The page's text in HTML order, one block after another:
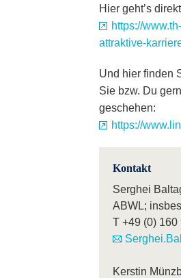
Hier geht’s
https://
attraktive-
Und hier finden
Sie bzw. Du gern
geschehen:
https://
Kontakt
Serghei
ABWL;
T +49 (0)
Kerstin